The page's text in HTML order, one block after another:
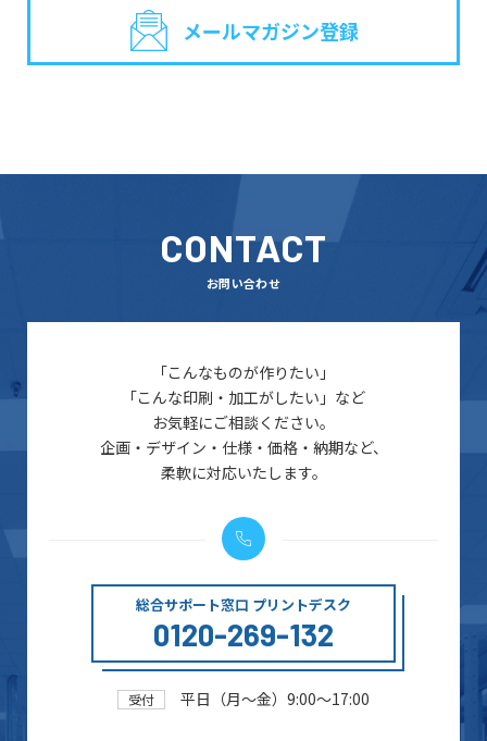
メールマガジン登録
CONTACT
お問い合わせ
「こんなものが作りたい」
「こんな印刷・加工がしたい」など
お気軽にご相談ください。
企画・デザイン・仕様・価格・納期など、
柔軟に対応いたします。
総合サポート窓口 プリントデスク
0120-269-132
受付 平日（月～金）9:00～17:00